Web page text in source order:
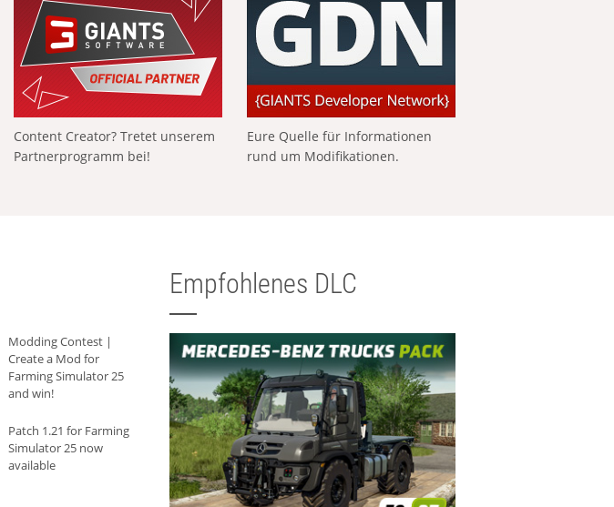
Content Creator? Tretet unserem
Partnerprogramm bei!
Eure Quelle für Informationen
rund um Modifikationen.
Modding Contest |
Create a Mod for
Farming Simulator 25
and win!
Patch 1.21 for Farming
Simulator 25 now
available
Empfohlenes DLC